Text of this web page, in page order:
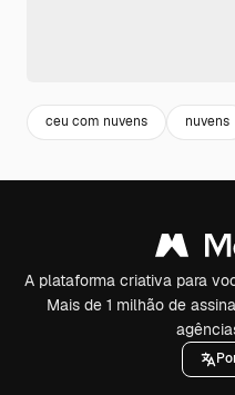
ceu com nuvens nuvens
A plataforma criativa para
Mais de 1 milhão de